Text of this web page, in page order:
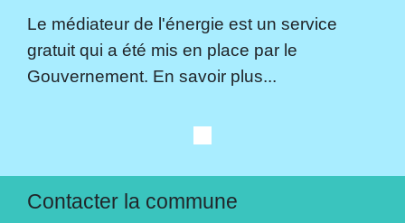
Le médiateur de l'énergie est un service
gratuit qui a été mis en place par le
Gouvernement. En savoir plus...
Contacter la commune